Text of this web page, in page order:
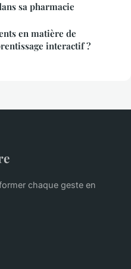
sa pharmacie
en matière de
interactif ?
chaque geste en